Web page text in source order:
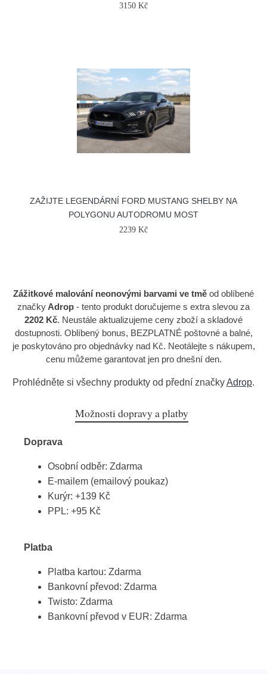
3150 Kč
ZAŽIJTE LEGENDÁRNÍ FORD MUSTANG SHELBY NA
POLYGONU AUTODROMU MOST
2239 Kč
Zážitkové malování neonovými barvami ve tmě od oblíbené
značky Adrop - tento produkt doručujeme s extra slevou za
2202 Kč. Neustále aktualizujeme ceny zboží a skladové
dostupnosti. Oblíbený bonus, BEZPLATNÉ poštovné a balné,
je poskytováno pro objednávky nad Kč. Neotálejte s nákupem,
cenu můžeme garantovat jen pro dnešní den.
Prohlédněte si všechny produkty od přední značkyAdrop.
Možnosti dopravy a platby
Doprava
Osobní odběr: Zdarma
E-mailem (emailový poukaz)
Kurýr: +139 Kč
PPL: +95 Kč
Platba
Platba kartou: Zdarma
Bankovní převod: Zdarma
Twisto: Zdarma
Bankovní převod v EUR: Zdarma